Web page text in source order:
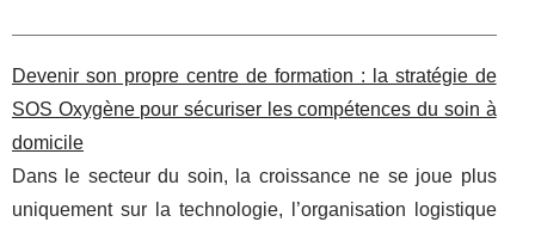
Devenir son propre centre de formation : la stratégie de
SOS Oxygène pour sécuriser les compétences du soin à
domicile
Dans le secteur du soin, la croissance ne se joue plus
uniquement sur la technologie, l’organisation logistique